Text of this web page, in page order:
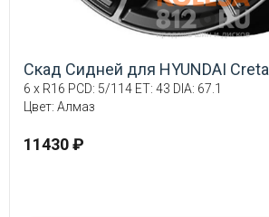
Скад Сидней для HYUNDAI Creta
6 x R16 PCD: 5/114 ET: 43 DIA: 67.1
Цвет: Алмаз
11430 ₽